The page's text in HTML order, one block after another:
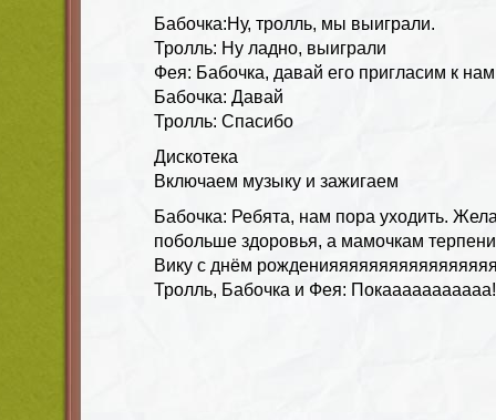
Бабочка:Ну, тролль, мы выиграли.
Тролль: Ну ладно, выиграли
Фея: Бабочка, давай его пригласим к нам
Бабочка: Давай
Тролль: Спасибо
Дискотека
Включаем музыку и зажигаем
Бабочка: Ребята, нам пора уходить.
побольше здоровья, а мамочкам
Вику с днём
Тролль, Бабочка и Фея: